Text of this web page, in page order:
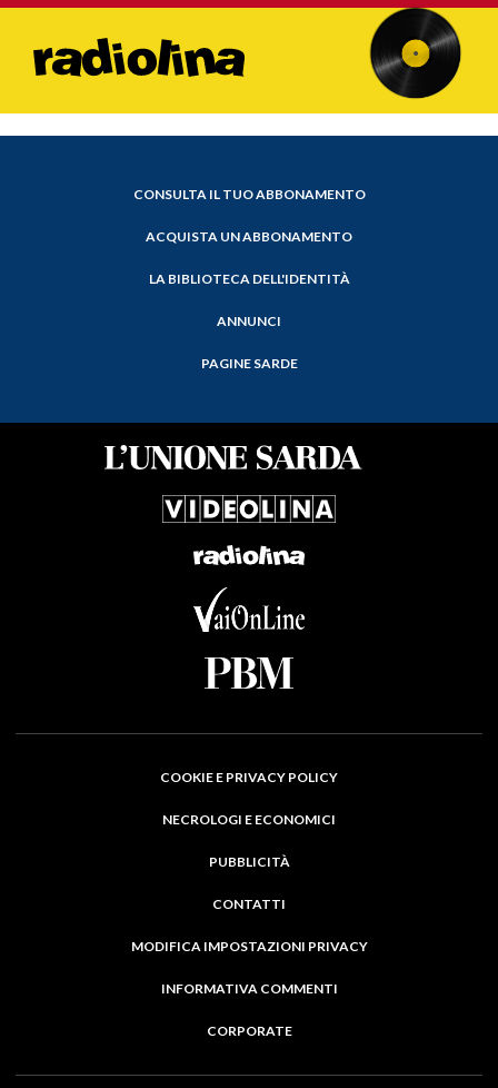
CONSULTA IL TUO ABBONAMENTO
ACQUISTA UN ABBONAMENTO
LA BIBLIOTECA DELL'IDENTITÀ
ANNUNCI
PAGINE SARDE
COOKIE E PRIVACY POLICY
NECROLOGI E ECONOMICI
PUBBLICITÀ
CONTATTI
MODIFICA IMPOSTAZIONI PRIVACY
INFORMATIVA COMMENTI
CORPORATE